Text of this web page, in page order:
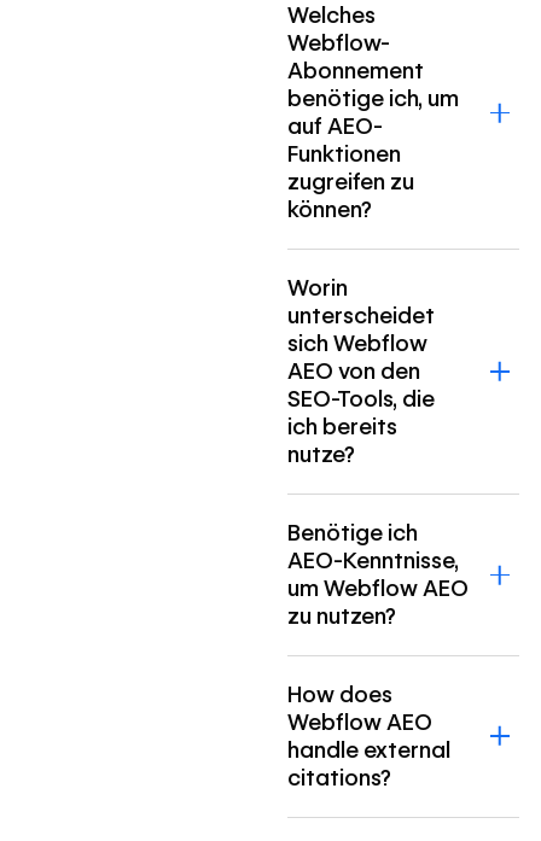
Welches
Webflow-
Abonnement
benötige ich, um
auf AEO-
Funktionen
zugreifen zu
können?
Worin
unterscheidet
sich Webflow
AEO von den
SEO-Tools, die
ich bereits
nutze?
Benötige ich
AEO-Kenntnisse,
um Webflow AEO
zu nutzen?
How does
Webflow AEO
handle external
citations?